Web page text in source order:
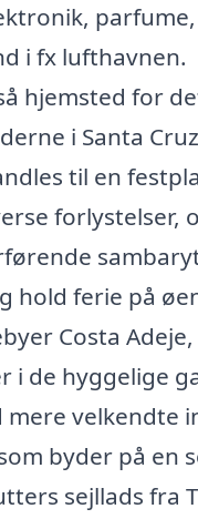
i fx lufthavnen.
hjemsted for
i Santa
til en
forlystelser,
hold ferie på
Costa
i de hyggelige
mere velkendte
byder på en
sejllads fra